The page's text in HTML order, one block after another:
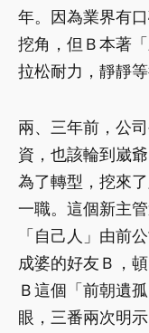
年。因為業界有
挖角，但Ｂ本著
拉松耐力，靜靜等
兩、三年前，公
資，也該輪到崴
為了轉型，挖來
一職。這個新主
「自己人」由前
成婆的好友Ｂ，
Ｂ這個「前朝遺
眼，三番兩次明